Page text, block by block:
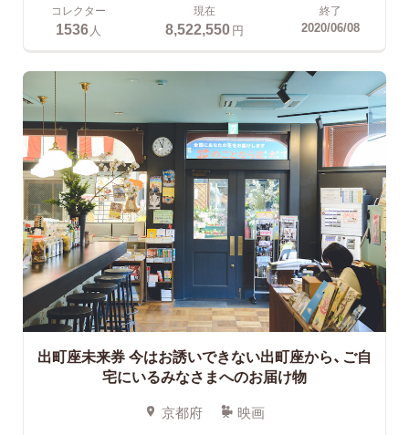
コレクター
1536人
現在
8,522,550円
終了
2020/06/08
出町座未来券今はお誘いできない出町座から、ご自
宅にいるみなさまへのお届け物
京都府 映画